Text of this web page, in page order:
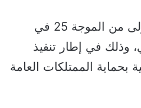
منذ انطلاق المرحلة الأولى من الموجة 25 في
وذلك في إطار تنفيذ
بحماية الممتلكات العامة